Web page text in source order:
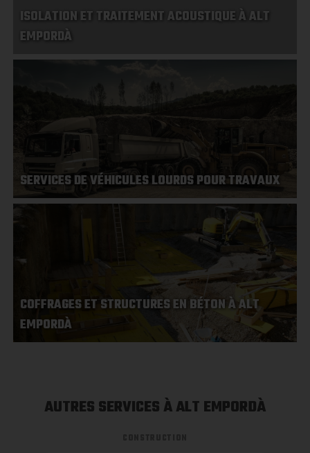
ISOLATION ET TRAITEMENT ACOUSTIQUE À ALT
EMPORDÀ
SERVICES DE VÉHICULES LOURDS POUR TRAVAUX
COFFRAGES ET STRUCTURES EN BÉTON À ALT
EMPORDÀ
AUTRES SERVICES À ALT EMPORDÀ